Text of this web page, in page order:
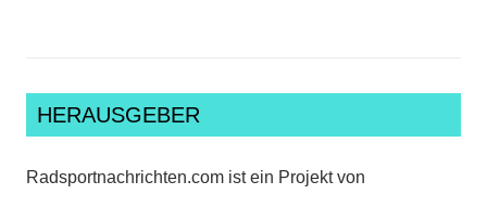
HERAUSGEBER
Radsportnachrichten.com ist ein Projekt von